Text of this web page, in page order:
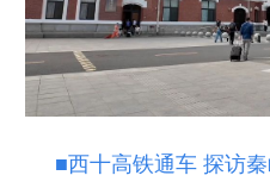
■西十高铁通车 探访